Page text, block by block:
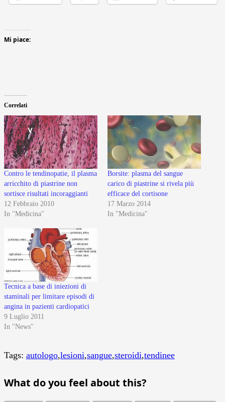
Mi piace:
Correlati
Contro le tendinopatie, il plasma
arricchito di piastrine non
sortisce risultati incoraggianti
12 Febbraio 2010
In "Medicina"
Borsite: plasma del sangue
carico di piastrine si rivela più
efficace del cortisone
17 Marzo 2014
In "Medicina"
Tecnica a base di iniezioni di
staminali per limitare episodi di
angina in pazienti cardiopatici
9 Luglio 2011
In "News"
Tags: autologo,lesioni,sangue,steroidi,tendinee
What do you feel about this?